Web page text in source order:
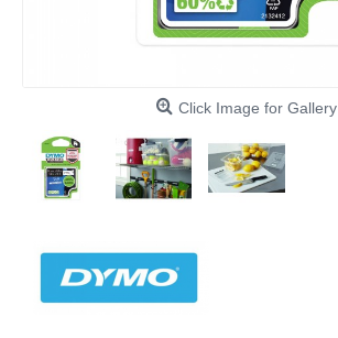
Click Image for Gallery